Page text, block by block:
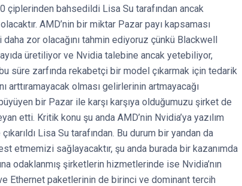
çiplerinden bahsedildi Lisa Su tarafından ancak
AMD’nin bir miktar Pazar payı kapsaması
zor olacağını tahmin ediyoruz çünkü Blackwell
üretiliyor ve Nvidia talebine ancak yetebiliyor,
süre zarfında rekabetçi bir model çıkarmak için tedarik
arttıramayacak olması gelirlerinin artmayacağı
bir Pazar ile karşı karşıya olduğumuzu şirket de
etti. Kritik konu şu anda AMD’nin Nvidia’ya yazılım
Lisa Su tarafından. Bu durum bir yandan da
etmemizi sağlayacaktır, şu anda burada bir kazanımda
odaklanmış şirketlerin hizmetlerinde ise Nvidia’nın
Ethernet paketlerinin de birinci ve dominant tercih